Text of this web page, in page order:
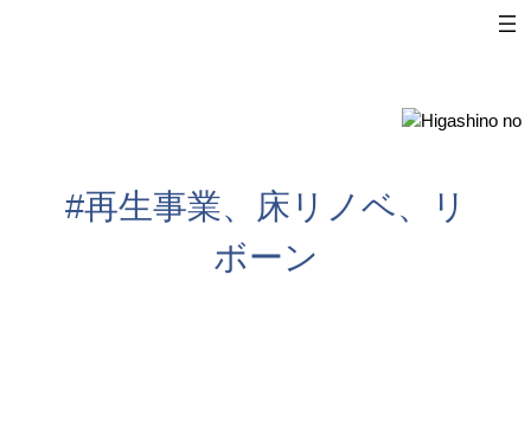
#再生事業、床リノベ、リ
ボーン